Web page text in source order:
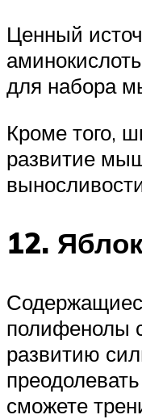
Ценный
для набора
Кроме того,
развитие
12.
полифенолы
развитию
сможете